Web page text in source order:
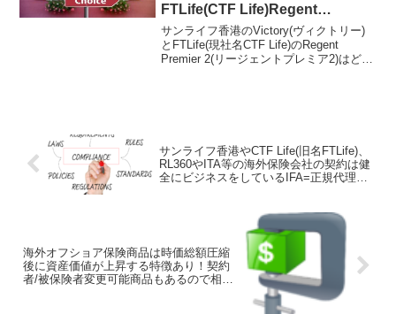
FTLife(CTF Life)Regent
Premier2リージェントプレミア
を比較！契約するならどっち？
サンライフ香港のVictory(ヴィクトリー)
とFTLife(現社名CTF Life)のRegent
Premier 2(リージェントプレミア2)はどち
サンライフ香港やCTF Life(旧名FTLife)、
RL360やITA等の海外保険会社の契約は健
全にビジネスをしているIFA=正規代理店
海外オフショア保険商品は時価総額圧縮
後に資産価値が上昇する特徴あり！契約
者/被保険者変更可能商品もあるので相続